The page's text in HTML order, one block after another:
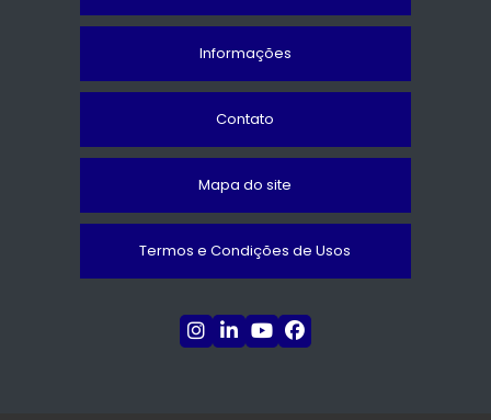
Informações
Contato
Mapa do site
Termos e Condições de Usos